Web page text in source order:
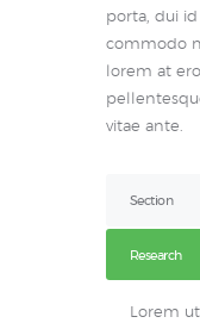
porta, dui
commodo
lorem at
vitae ante.
Section
Research
Lorem